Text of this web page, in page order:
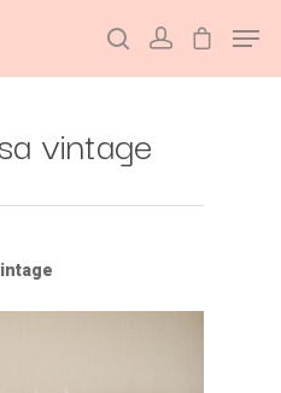
to close
vintage